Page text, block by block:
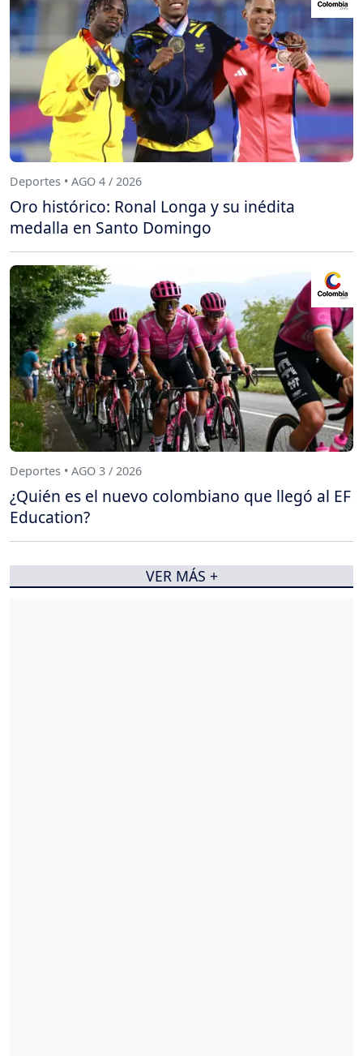
Deportes • AGO 4 / 2026
Oro histórico: Ronal Longa y su inédita
medalla en Santo Domingo
Deportes • AGO 3 / 2026
¿Quién es el nuevo colombiano que llegó al EF
Education?
VER MÁS +